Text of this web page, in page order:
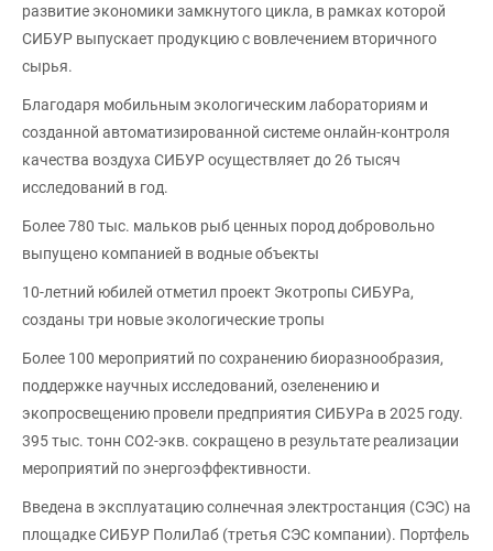
развитие экономики замкнутого цикла, в рамках которой
СИБУР выпускает продукцию с вовлечением вторичного
сырья.
Благодаря мобильным экологическим лабораториям и
созданной автоматизированной системе онлайн-контроля
качества воздуха СИБУР осуществляет до 26 тысяч
исследований в год.
Более 780 тыс. мальков рыб ценных пород добровольно
выпущено компанией в водные объекты
10-летний юбилей отметил проект Экотропы СИБУРа,
созданы три новые экологические тропы
Более 100 мероприятий по сохранению биоразнообразия,
поддержке научных исследований, озеленению и
экопросвещению провели предприятия СИБУРа в 2025 году.
395 тыс. тонн СО2-экв. сокращено в результате реализации
мероприятий по энергоэффективности.
Введена в эксплуатацию солнечная электростанция (СЭС) на
площадке СИБУР ПолиЛаб (третья СЭС компании). Портфель